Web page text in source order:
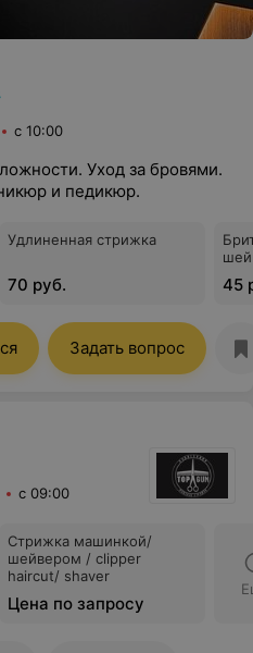
с 10:00
Уход за бровями.
и педикюр.
Удлиненная стрижка
70 руб. 45
Задать вопрос
с 09:00
Стрижка машинкой/
шейвером / clipper
haircut/ shaver
Цена по запросу